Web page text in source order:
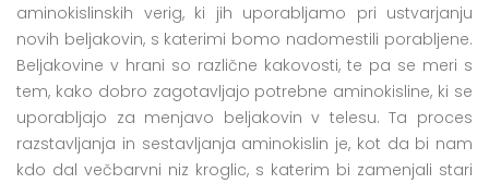
aminokislinskih verig, ki jih uporabljamo pri ustvarjanju
novih beljakovin, s katerimi bomo nadomestili porabljene.
Beljakovine v hrani so različne kakovosti, te pa se meri s
tem, kako dobro zagotavljajo potrebne aminokisline, ki se
uporabljajo za menjavo beljakovin v telesu. Ta proces
razstavljanja in sestavljanja aminokislin je, kot da bi nam
kdo dal večbarvni niz kroglic, s katerim bi zamenjali stari